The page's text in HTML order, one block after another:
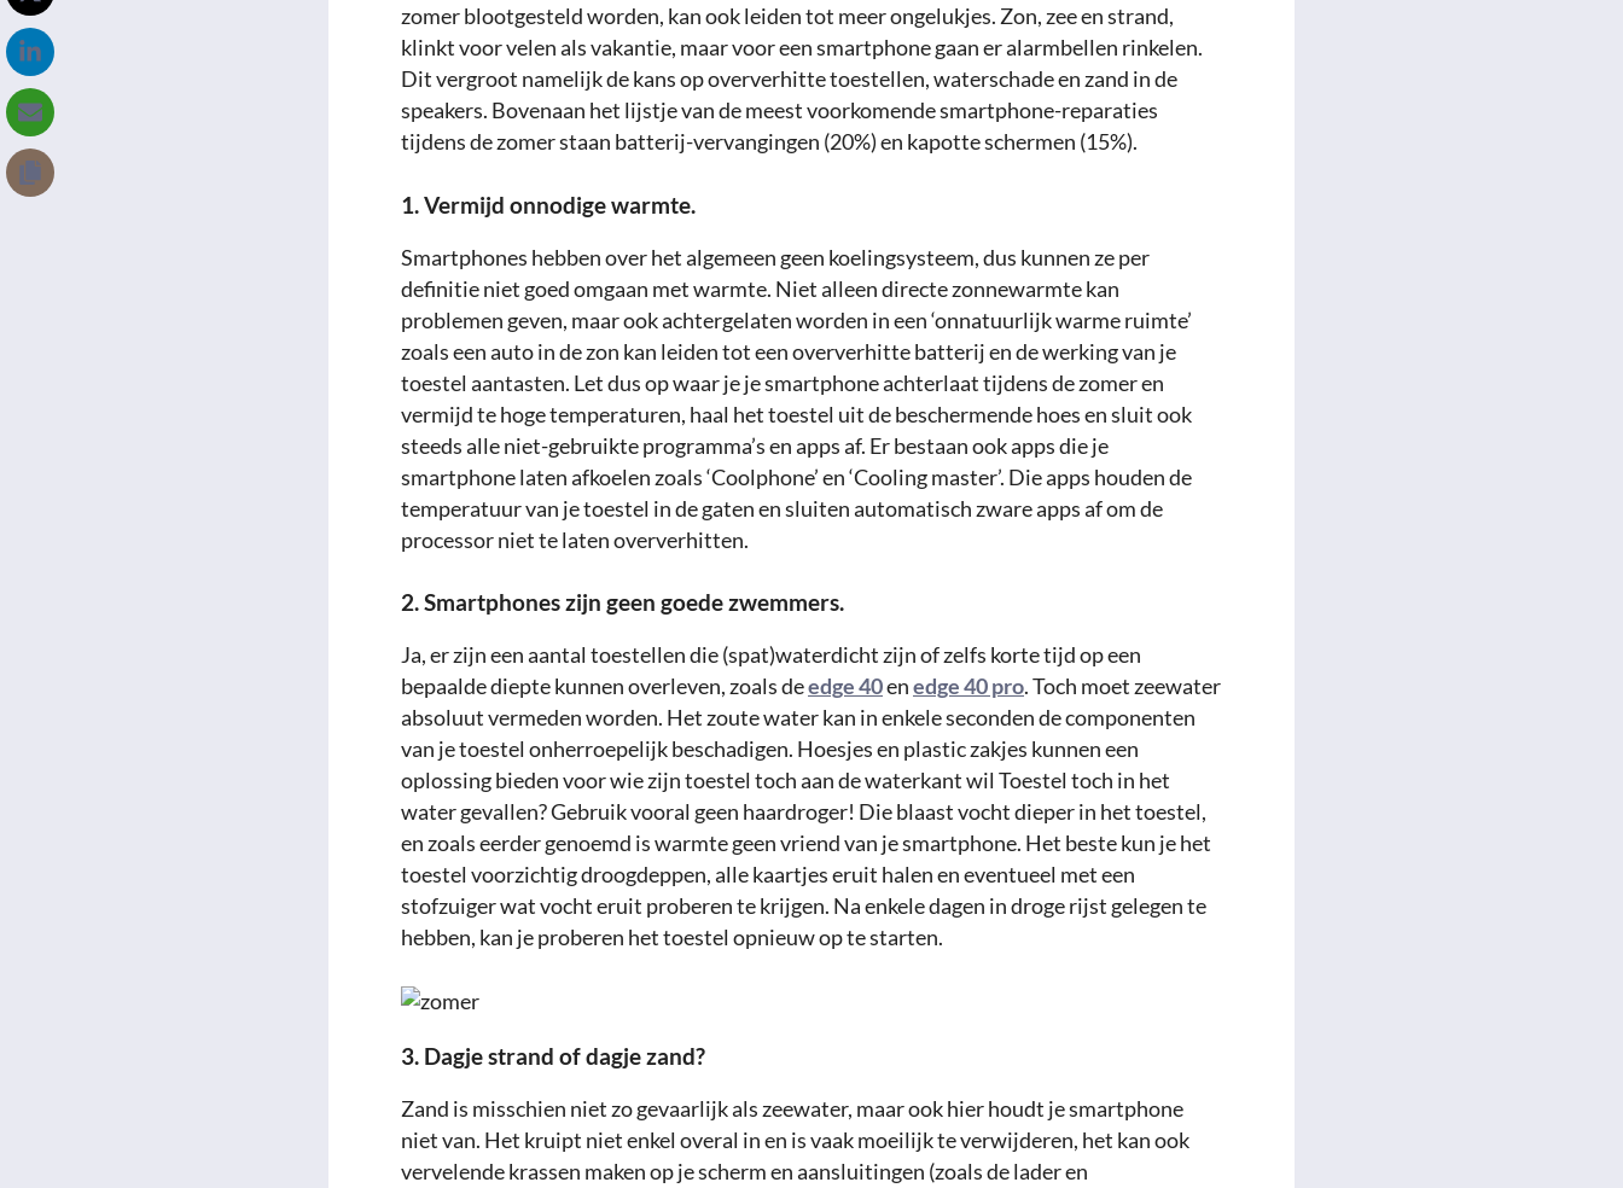
zomer blootgesteld worden, kan ook leiden tot meer ongelukjes. Zon, zee en strand,
klinkt voor velen als vakantie, maar voor een smartphone gaan er alarmbellen rinkelen.
Dit vergroot namelijk de kans op oververhitte toestellen, waterschade en zand in de
speakers. Bovenaan het lijstje van de meest voorkomende smartphone-reparaties
tijdens de zomer staan batterij-vervangingen (20%) en kapotte schermen (15%).
1. Vermijd onnodige warmte.
Smartphones hebben over het algemeen geen koelingsysteem, dus kunnen ze per
definitie niet goed omgaan met warmte. Niet alleen directe zonnewarmte kan
problemen geven, maar ook achtergelaten worden in een ‘onnatuurlijk warme ruimte’
zoals een auto in de zon kan leiden tot een oververhitte batterij en de werking van je
toestel aantasten. Let dus op waar je je smartphone achterlaat tijdens de zomer en
vermijd te hoge temperaturen, haal het toestel uit de beschermende hoes en sluit ook
steeds alle niet-gebruikte programma’s en apps af. Er bestaan ook apps die je
smartphone laten afkoelen zoals ‘Coolphone’ en ‘Cooling master’. Die apps houden de
temperatuur van je toestel in de gaten en sluiten automatisch zware apps af om de
processor niet te laten oververhitten.
2. Smartphones zijn geen goede zwemmers.
Ja, er zijn een aantal toestellen die (spat)waterdicht zijn of zelfs korte tijd op een
bepaalde diepte kunnen overleven, zoals deedge 40enedge 40 pro. Toch moet zeewater
absoluut vermeden worden. Het zoute water kan in enkele seconden de componenten
van je toestel onherroepelijk beschadigen. Hoesjes en plastic zakjes kunnen een
oplossing bieden voor wie zijn toestel toch aan de waterkant wil Toestel toch in het
water gevallen? Gebruik vooral geen haardroger! Die blaast vocht dieper in het toestel,
en zoals eerder genoemd is warmte geen vriend van je smartphone. Het beste kun je het
toestel voorzichtig droogdeppen, alle kaartjes eruit halen en eventueel met een
stofzuiger wat vocht eruit proberen te krijgen. Na enkele dagen in droge rijst gelegen te
hebben, kan je proberen het toestel opnieuw op te starten.
3. Dagje strand of dagje zand?
Zand is misschien niet zo gevaarlijk als zeewater, maar ook hier houdt je smartphone
niet van. Het kruipt niet enkel overal in en is vaak moeilijk te verwijderen, het kan ook
vervelende krassen maken op je scherm en aansluitingen (zoals de lader en